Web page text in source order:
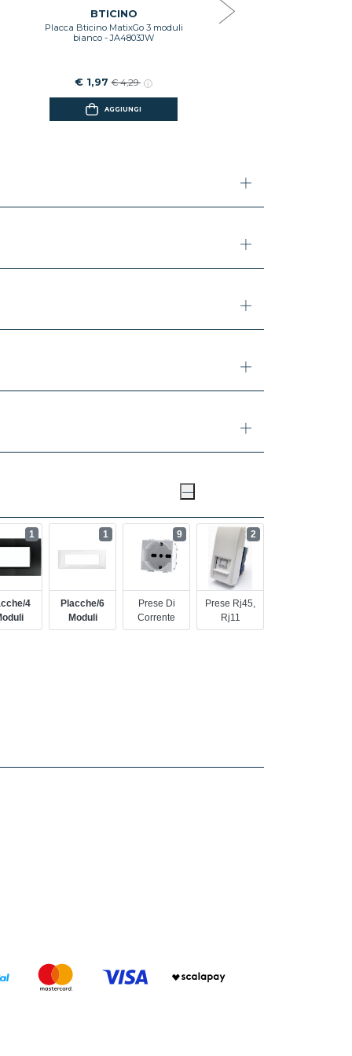
BTICINO
Placca Bticino MatixGo 3 moduli
bianco - JA4803JW
€ 1,97 € 4,29
AGGIUNGI
4
1
Placche/6
Moduli
1
Prese Di
Corrente
9
Prese Rj45,
Rj11
2